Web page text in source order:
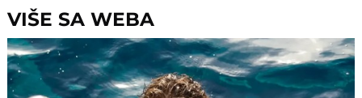
VIŠE SA WEBA